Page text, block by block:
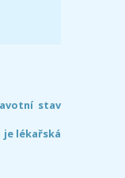
stav
lékařská